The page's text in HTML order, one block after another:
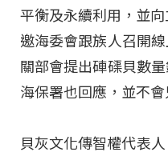
平衡及永續利用，並
邀海委會跟族人召開
關部會提出硨磲貝數
海保署也回應，並不
貝灰文化傳智權代表